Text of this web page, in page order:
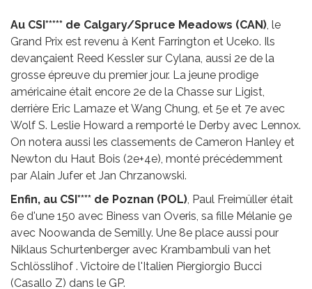
Au CSI***** de Calgary/Spruce Meadows (CAN) , le
Grand Prix est revenu à Kent Farrington et Uceko. Ils
devançaient Reed Kessler sur Cylana, aussi 2e de la
grosse épreuve du premier jour. La jeune prodige
américaine était encore 2e de la Chasse sur Ligist,
derrière Eric Lamaze et Wang Chung, et 5e et 7e avec
Wolf S. Leslie Howard a remporté le Derby avec Lennox.
On notera aussi les classements de Cameron Hanley et
Newton du Haut Bois (2e+4e), monté précédemment
par Alain Jufer et Jan Chrzanowski.
Enfin, au CSI**** de Poznan (POL) , Paul Freimüller était
6e d'une 150 avec Biness van Overis, sa fille Mélanie 9e
avec Noowanda de Semilly. Une 8e place aussi pour
Niklaus Schurtenberger avec Krambambuli van het
Schlösslihof . Victoire de l'Italien Piergiorgio Bucci
(Casallo Z) dans le GP.